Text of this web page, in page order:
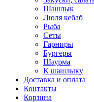
Шашлык
Люля кебаб
Рыба
Сеты
Гарниры
Бургеры
Шаурма
К шашлыку
Доставка и оплата
Контакты
Корзина